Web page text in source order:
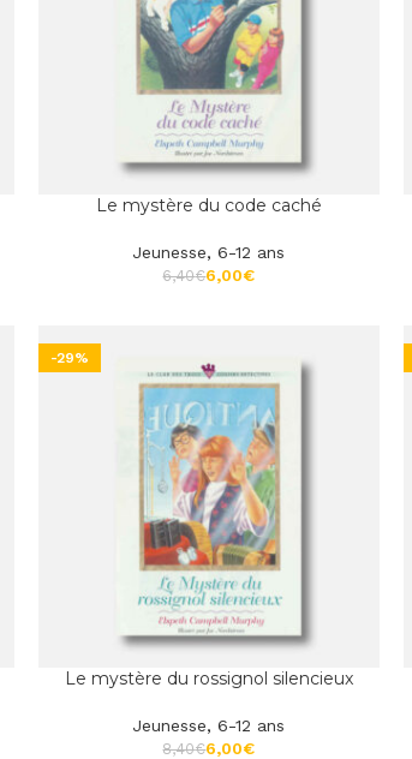
Le mystère du code caché
Jeunesse,6-12 ans
6,40€6,00€
-29%
Le mystère du rossignol silencieux
Jeunesse,6-12 ans
8,40€6,00€